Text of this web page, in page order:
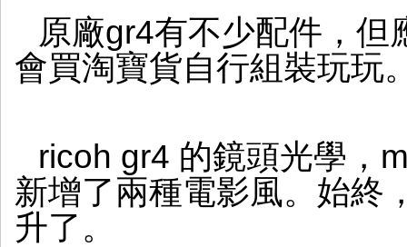
原廠gr4有不少配件，但
會買淘寶貨自行組裝玩玩
ricoh gr4 的鏡頭光學，
新增了兩種電影風。始終
升了。